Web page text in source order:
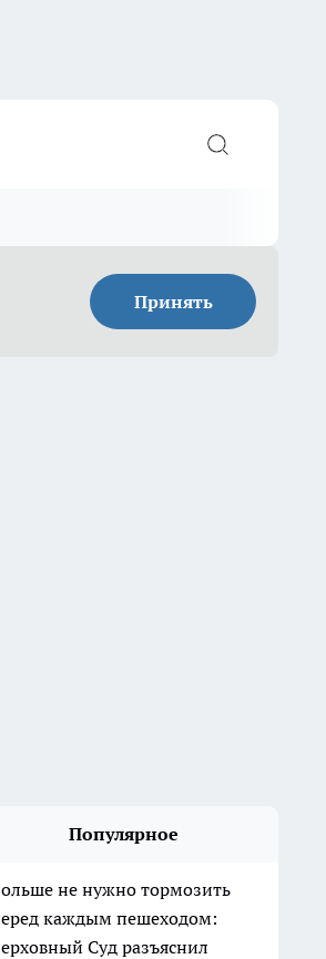
Принять
Популярное
не нужно тормозить
каждым пешеходом:
Суд разъяснил